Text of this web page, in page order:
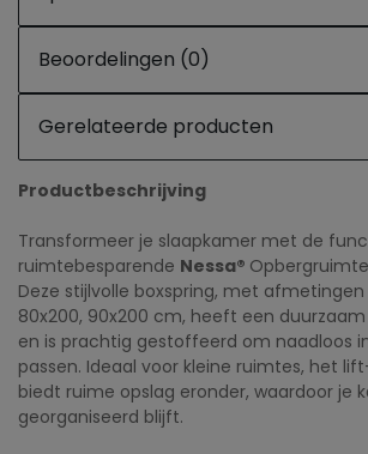
Beoordelingen (0)
Gerelateerde producten
Productbeschrijving
Transformeer je slaapkamer met de
ruimtebesparende Nessa®
Deze stijlvolle boxspring, met afmetingen
80x200, 90x200 cm, heeft een
en is prachtig gestoffeerd om naadloos
passen. Ideaal voor kleine ruimtes, het
biedt ruime opslag eronder, waardoor je
georganiseerd blijft.